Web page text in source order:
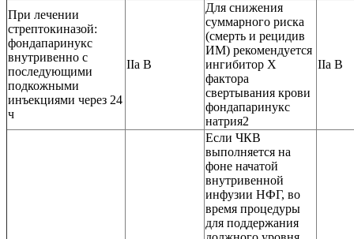
При лечении
стрептокиназой:
фондапаринукс
внутривенно c
последующими
подкожными
инъекциями через 24
ч
IIa B
Для снижения
суммарного риска
(смерть и рецидив
ИМ) рекомендуется
ингибитор X
фактора
свертывания крови
фондапаринукс
натрия2
IIa B
Если ЧКВ
выполняется на
фоне начатой
внутривенной
инфузии НФГ, во
время процедуры
для поддержания